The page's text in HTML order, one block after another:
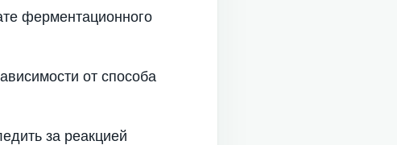
ферментационного
от способа
за реакцией